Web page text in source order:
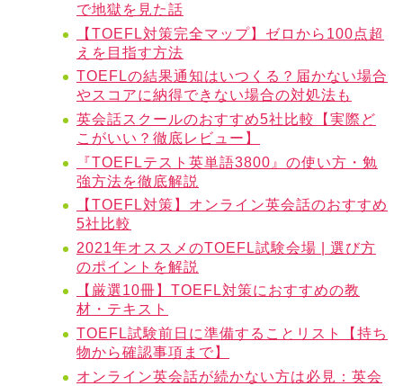
で地獄を見た話
【TOEFL対策完全マップ】ゼロから100点超
えを目指す方法
TOEFLの結果通知はいつくる？届かない場合
やスコアに納得できない場合の対処法も
英会話スクールのおすすめ5社比較【実際ど
こがいい？徹底レビュー】
『TOEFLテスト英単語3800』の使い方・勉
強方法を徹底解説
【TOEFL対策】オンライン英会話のおすすめ
5社比較
2021年オススメのTOEFL試験会場 | 選び方
のポイントを解説
【厳選10冊】TOEFL対策におすすめの教
材・テキスト
TOEFL試験前日に準備することリスト【持ち
物から確認事項まで】
オンライン英会話が続かない方は必見：英会